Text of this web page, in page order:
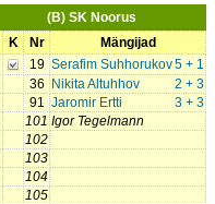
(B) SK Noorus
K Nr
Mängijad
19
5 + 1
Serafim Suhhorukov
36
2 + 3
Nikita Altuhhov
91
3 + 3
Jaromir Ertti
101 Igor Tegelmann
102
103
104
105